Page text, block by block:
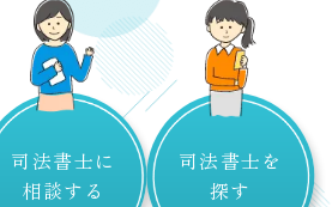
司法書士に
相談する
司法書士を
探す